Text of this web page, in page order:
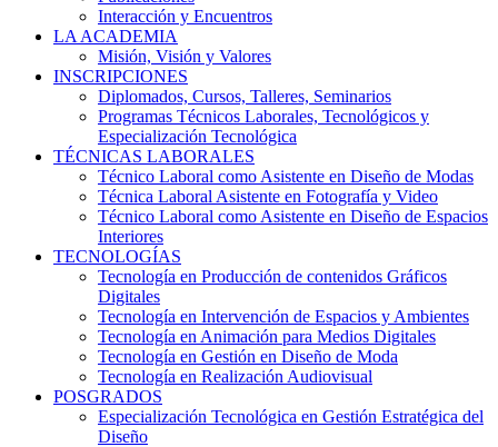
Interacción y Encuentros
LA ACADEMIA
Misión, Visión y Valores
INSCRIPCIONES
Diplomados, Cursos, Talleres, Seminarios
Programas Técnicos Laborales, Tecnológicos y
Especialización Tecnológica
TÉCNICAS LABORALES
Técnico Laboral como Asistente en Diseño de Modas
Técnica Laboral Asistente en Fotografía y Video
Técnico Laboral como Asistente en Diseño de Espacios
Interiores
TECNOLOGÍAS
Tecnología en Producción de contenidos Gráficos
Digitales
Tecnología en Intervención de Espacios y Ambientes
Tecnología en Animación para Medios Digitales
Tecnología en Gestión en Diseño de Moda
Tecnología en Realización Audiovisual
POSGRADOS
Especialización Tecnológica en Gestión Estratégica del
Diseño